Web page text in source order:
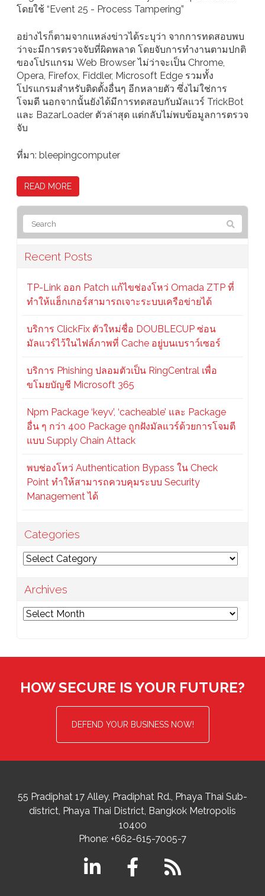
โดยใช้ “Event 25 - Process Tampering”
อย่างไรก็ตามจากแหล่งข่าวได้ระบุว่า จากการทดสอบพบ
ว่าจะมีการตรวจจับที่ผิดพลาด โดยจับการทำงานตามปกติ
ของโปรแกรม Web Browser ไม่ว่าจะเป็น Chrome,
Opera, Firefox, Fiddler, Microsoft Edge รวมทั้ง
โปรแกรมสำหรับติดตั้งอื่นๆ อีกหลายตัว ซึ่งไม่ใช่การ
โจมตี นอกจากนั้นยังได้มีการทดสอบกับมัลแวร์ TrickBot
และ BazarLoader ตัวล่าสุด แต่กลับไม่พบข้อมูลการตรวจ
จับ
ที่มา: bleepingcomputer
READ MORE
Recent Posts
TP-Link ออก Patch แก้ไขช่องโหว่ Omada ZTP ที่
ทำให้แฮ็กเกอร์สามารถเจาะระบบเครือข่ายได้
บริการ ClickFix ตัวใหม่ชื่อ DOUBLECUP ซ่อน
มัลแวร์ไว้ในไฟล์ภาพที่ Cache อยู่บนเบราว์เซอร์
บริการ Phishing ปลอมตัวเป็น RingCentral เพื่อ
ขโมยบัญชี Microsoft 365
Npm Package ‘keyv’, ‘cacheable’ และ Package
อื่น ๆ กว่า 400 Package ถูกฝังมัลแวร์ด้วยการโจมตี
แบบ Supply Chain Attack
พบช่องโหว่ Authentication Bypass ใน Check
Point ทำให้สามารถควบคุมระบบ Security
Management ได้
Categories
Categories
Archives
Archives
HOW SECURE IS YOUR FUTURE?
DEFEND YOUR BUSINESS NOW!
55 Pradiphat 17 Alley, Pradiphat Rd., Phaya Thai Sub-
district Phaya Thai District, Bangkok Metropolis
10400
Phone: +662-615-7005-7